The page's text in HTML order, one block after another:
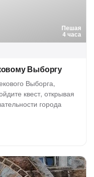
Пешая
4 часа
Выборгу
Выборга,
квест, открывая
города